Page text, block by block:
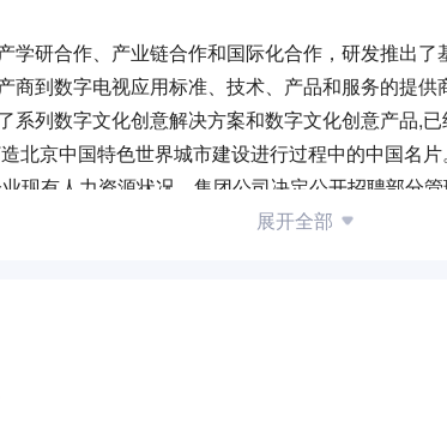
学研合作、产业链合作和国际化合作，研发推出
商到数字电视应用标准、技术、产品和服务的提
系列数字文化创意解决方案和数字文化创意产品,
北京中国特色世界城市建设进行过程中的中国名
现有人力资源状况，集团公司决定公开招聘部分
家高校院所开展战略合作并建立大数据联合实验
展开全部